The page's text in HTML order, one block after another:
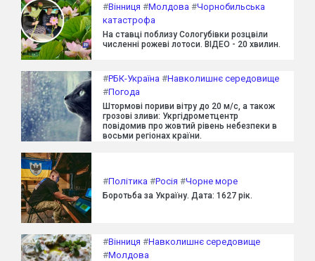
#Вінниця #Молдова #Чорнобильська
катастрофа
На ставці поблизу Сологубівки розцвіли
численні рожеві лотоси. ВІДЕО - 20 хвилин.
#РБК-Україна #Навколишнє середовище
#Погода
Штормові пориви вітру до 20 м/с, а також
грозові зливи: Укргідрометцентр
повідомив про жовтий рівень небезпеки в
восьми регіонах країни.
#Політика #Росія #Чорне море
Боротьба за Україну. Дата: 1627 рік.
#Вінниця #Навколишнє середовище
#Молдова